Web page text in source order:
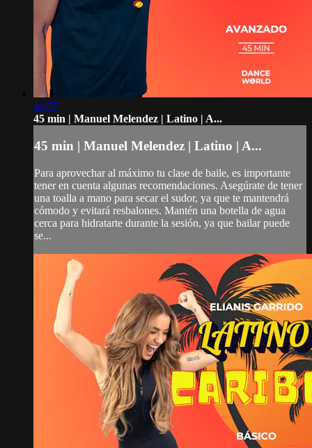
46:57
45 min | Manuel Melendez | Latino | A...
45 min | Manuel Melendez | Latino | A...
Para aprovechar al máximo tu clase de baile, es importante
tener en cuenta algunas recomendaciones. Asegúrate de tener
una toalla a mano para secar el sudor, ya que te mantendrá
cómodo y evitará resbalones. Mantén una botella de agua
cerca para hidratarte durante la sesión, ya que bailar puede
se...